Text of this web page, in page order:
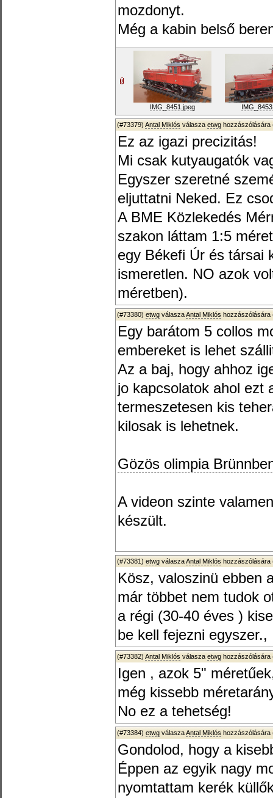
mozdonyt.
Még a kabin belső
IMG_8451.jpeg
(#73379) Antal Miklós válasza etwg hozzászólására
Ez az igazi precizitás!
Mi csak kutyaugatók
Egyszer szeretné
eljuttatni Neked. Ez
A BME Közlekedés
szakon láttam 1:5
egy Békefi Úr és társai
ismeretlen. NO azok
méretben).
(#73380) etwg válaszaAntal Miklós hozzászólására
Egy barátom 5 collos
embereket is lehet
Az a baj, hogy ahhoz
jo kapcsolatok ahol ezt
termeszetesen kis
kilosak is lehetnek.
Gözös olimpia
A videon szinte
készült.
(#73381) etwg válaszaAntal Miklós hozzászólására
Kösz, valoszinü ebben
már többet nem tudok
a régi (30-40 éves )
be kell fejezni egyszer.,
(#73382) Antal Miklós válasza etwg hozzászólására
Igen , azok 5"
még kissebb
No ez a tehetség!
(#73384) etwg válaszaAntal Miklós hozzászólására
Gondolod, hogy a
Éppen az egyik nagy
nyomtattam kerék